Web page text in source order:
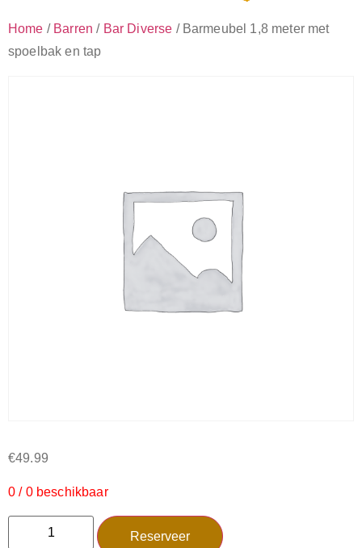
Home / Barren / Bar Diverse / Barmeubel 1,8 meter met
spoelbak en tap
€49.99
0 / 0 beschikbaar
Reserveer